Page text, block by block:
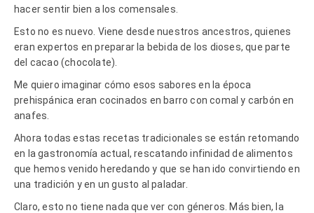
hacer sentir bien a los comensales.
Esto no es nuevo. Viene desde nuestros ancestros, quienes
eran expertos en preparar la bebida de los dioses, que parte
del cacao (chocolate).
Me quiero imaginar cómo esos sabores en la época
prehispánica eran cocinados en barro con comal y carbón en
anafes.
Ahora todas estas recetas tradicionales se están retomando
en la gastronomía actual, rescatando infinidad de alimentos
que hemos venido heredando y que se han ido convirtiendo en
una tradición y en un gusto al paladar.
Claro, esto no tiene nada que ver con géneros. Más bien, la